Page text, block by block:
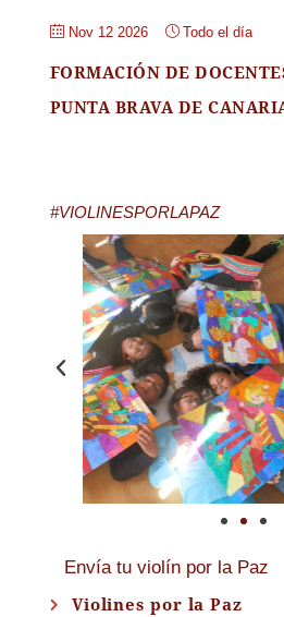
Nov 12 2026 Todo el día
FORMACIÓN DE
PUNTA BRAVA DE
#VIOLINESPORLAPAZ
Envía tu violín por la Paz
Violines por la Paz